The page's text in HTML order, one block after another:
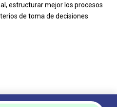
estructurar mejor los procesos
de toma de decisiones